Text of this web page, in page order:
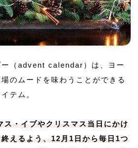
ー（advent calendar）は、ヨー
のムードを味わうことができる
テム。
ス・イブやクリスマス当日にかけ
えるよう、12月1日から毎日1つ